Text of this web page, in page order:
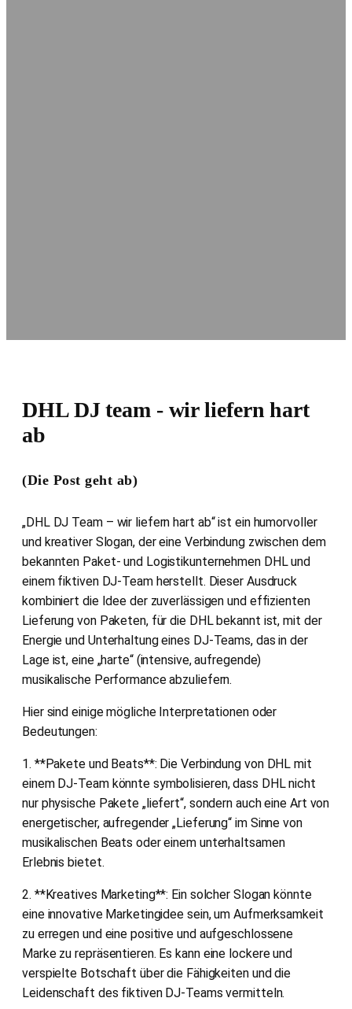
DHL DJ team - wir liefern hart
ab
(Die Post geht ab)
„DHL DJ Team – wir liefern hart ab“ ist ein humorvoller
und kreativer Slogan, der eine Verbindung zwischen dem
bekannten Paket- und Logistikunternehmen DHL und
einem fiktiven DJ-Team herstellt. Dieser Ausdruck
kombiniert die Idee der zuverlässigen und effizienten
Lieferung von Paketen, für die DHL bekannt ist, mit der
Energie und Unterhaltung eines DJ-Teams, das in der
Lage ist, eine „harte“ (intensive, aufregende)
musikalische Performance abzuliefern.
Hier sind einige mögliche Interpretationen oder
Bedeutungen:
1. **Pakete und Beats**: Die Verbindung von DHL mit
einem DJ-Team könnte symbolisieren, dass DHL nicht
nur physische Pakete „liefert“, sondern auch eine Art von
energetischer, aufregender „Lieferung“ im Sinne von
musikalischen Beats oder einem unterhaltsamen
Erlebnis bietet.
2. **Kreatives Marketing**: Ein solcher Slogan könnte
eine innovative Marketingidee sein, um Aufmerksamkeit
zu erregen und eine positive und aufgeschlossene
Marke zu repräsentieren. Es kann eine lockere und
verspielte Botschaft über die Fähigkeiten und die
Leidenschaft des fiktiven DJ-Teams vermitteln.